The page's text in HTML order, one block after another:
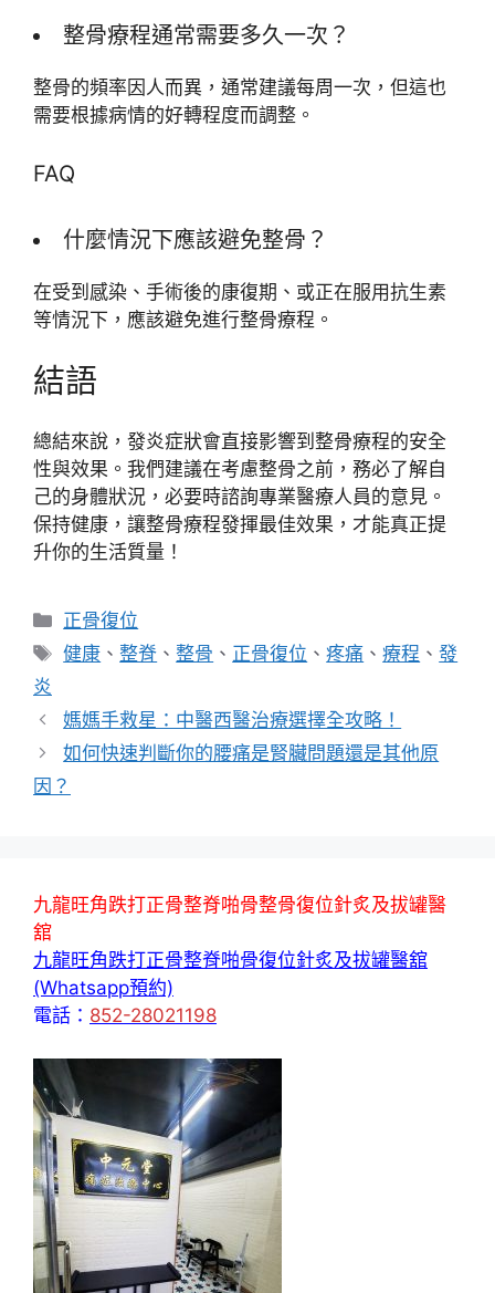
整骨療程通常需要多久一次？
整骨的頻率因人而異，通常建議每周一次，但這也
需要根據病情的好轉程度而調整。
FAQ
什麼情況下應該避免整骨？
在受到感染、手術後的康復期、或正在服用抗生素
等情況下，應該避免進行整骨療程。
結語
總結來說，發炎症狀會直接影響到整骨療程的安全
性與效果。我們建議在考慮整骨之前，務必了解自
己的身體狀況，必要時諮詢專業醫療人員的意見。
保持健康，讓整骨療程發揮最佳效果，才能真正提
升你的生活質量！
分
類
正骨復位
標
健康 、整脊 、整骨 、 正骨復位 、疼痛 、療程 、發
炎
媽媽手救星：中醫西醫治療選擇全攻略！
如何快速判斷你的腰痛是腎臟問題還是其他原
因？
九龍旺角跌打正骨整脊啪骨整骨復位針炙及拔罐醫
舘
九龍旺角跌打正骨整脊啪骨復位針炙及拔罐醫舘
(Whatsapp預約)
電話： 852-28021198